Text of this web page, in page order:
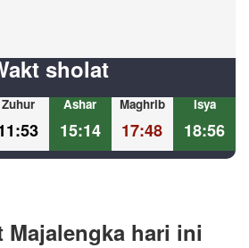
sholat
Zuhur Ashar
15:14
Maghrib
17:48
Isya
18:56
hari ini